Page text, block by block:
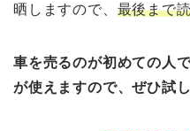
晒しますので、 最後まで
車を売るのが初めての人
が使えますので、ぜひ試